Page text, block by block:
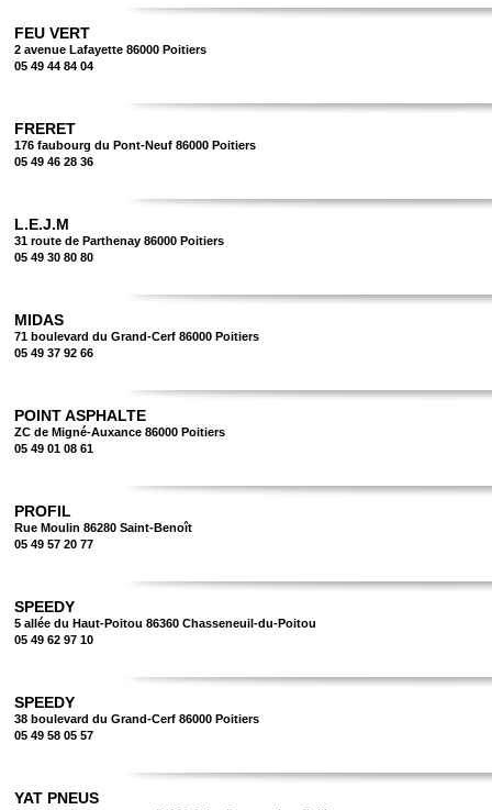
FEU VERT
2 avenue Lafayette 86000 Poitiers
05 49 44 84 04
FRERET
176 faubourg du Pont-Neuf 86000 Poitiers
05 49 46 28 36
L.E.J.M
31 route de Parthenay 86000 Poitiers
05 49 30 80 80
MIDAS
71 boulevard du Grand-Cerf 86000 Poitiers
05 49 37 92 66
POINT ASPHALTE
ZC de Migné-Auxance 86000 Poitiers
05 49 01 08 61
PROFIL
Rue Moulin 86280 Saint-Benoît
05 49 57 20 77
SPEEDY
5 allée du Haut-Poitou 86360 Chasseneuil-du-Poitou
05 49 62 97 10
SPEEDY
38 boulevard du Grand-Cerf 86000 Poitiers
05 49 58 05 57
YAT PNEUS